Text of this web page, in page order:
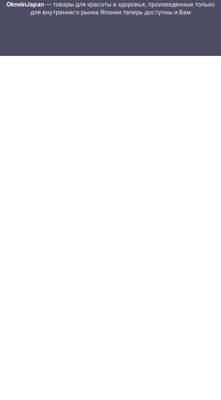
OknoinJapan — товары для красоты и здоровья, произведенные только
для внутреннего рынка Японии теперь доступны и Вам